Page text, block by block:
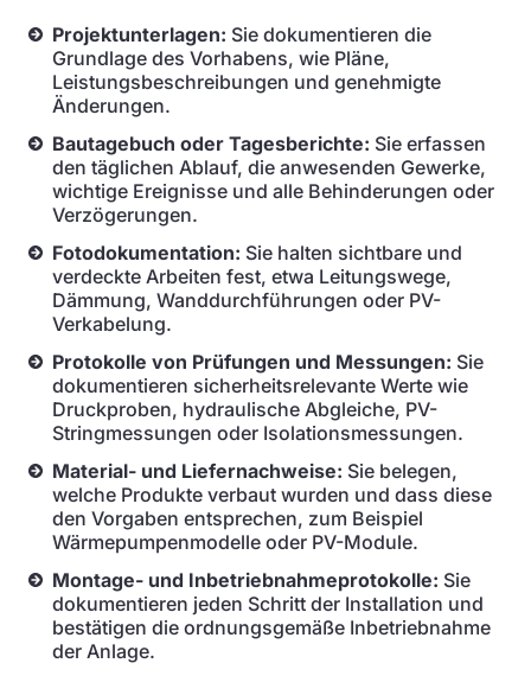
Projektunterlagen: Sie dokumentieren die
Grundlage des Vorhabens, wie Pläne,
Leistungsbeschreibungen und genehmigte
Änderungen.
Bautagebuch oder Tagesberichte: Sie erfassen
den täglichen Ablauf, die anwesenden Gewerke,
wichtige Ereignisse und alle Behinderungen oder
Verzögerungen.
Fotodokumentation: Sie halten sichtbare und
verdeckte Arbeiten fest, etwa Leitungswege,
Dämmung, Wanddurchführungen oder PV-
Verkabelung.
Protokolle von Prüfungen und Messungen: Sie
dokumentieren sicherheitsrelevante Werte wie
Druckproben, hydraulische Abgleiche, PV-
Stringmessungen oder Isolationsmessungen.
Material- und Liefernachweise: Sie belegen,
welche Produkte verbaut wurden und dass diese
den Vorgaben entsprechen, zum Beispiel
Wärmepumpenmodelle oder PV-Module.
Montage- und Inbetriebnahmeprotokolle: Sie
dokumentieren jeden Schritt der Installation und
bestätigen die ordnungsgemäße Inbetriebnahme
der Anlage.